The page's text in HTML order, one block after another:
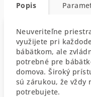
Popis
Neuveriteľne
využijete pri
bábätkom, ale
potrebné pre
domova. Široký
sú zárukou, že vždy
potrebujete.